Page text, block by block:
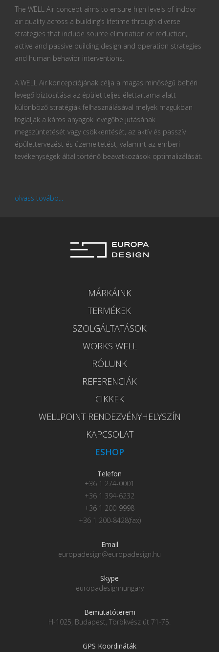
The WELL Air concept aims to ensure high levels of indoor
air quality across a building’s lifetime through diverse
strategies that include source elimination or reduction,
active and passive building design and operation strategies
and human behavior interventions.
A WELL Air koncepciójának célja a magas minőségű beltéri
levegő biztosítása az épület teljes élettartama alatt
különböző stratégiák felhasználásával melyek magukban
foglalják a káros anyagok levegőbe jutásának
megszüntetését vagy csökkentését, az aktív és passzív
épülettervezést és üzemeltetést, valamint az emberi
tevékenységek által történő beavatkozások optimalizálását.
olvass tovább...
MÁRKÁINK
TERMÉKEK
SZOLGÁLTATÁSOK
WORKS WELL
RÓLUNK
REFERENCIÁK
CIKKEK
WELLPOINT RENDEZVÉNYHELYSZÍN
KAPCSOLAT
ESHOP
Telefon
+36 1 274-0001
+36 1 394-6232
+36 1 200-9998
+36 1 200-8428(fax)
Email
europadesign@europadesign.hu
Skype
europadesignhungary
Bemutatóterem
H-1025, Budapest, Törökvész út 71-75.
GPS Koordináták